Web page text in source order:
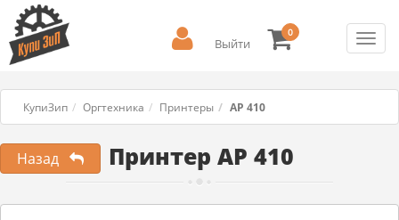
Выйти
0
КупиЗип Оргтехника Принтеры AP 410
Принтер AP 410
Назад